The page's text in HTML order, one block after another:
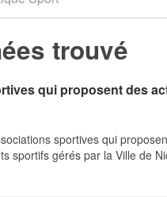
trouvé
qui proposent des
sportives qui
sportifs gérés par la Ville de